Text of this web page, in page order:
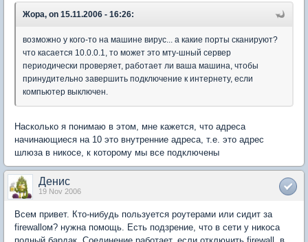
Жора, on 15.11.2006 - 16:26:
возможно у кого-то на машине вирус... а какие порты сканируют?
что касается 10.0.0.1, то может это мту-шный сервер
периодически проверяет, работает ли ваша машина, чтобы
принудительно завершить подключение к интернету, если
компьютер выключен.
Насколько я понимаю в этом, мне кажется, что адреса
начинающиеся на 10 это внутренние адреса, т.е. это адрес
шлюза в никосе, к которому мы все подключены
Денис
19 Nov 2006
Всем привет. Кто-нибудь пользуется роутерами или сидит за
firewallом? нужна помощь. Есть подзрение, что в сети у никоса